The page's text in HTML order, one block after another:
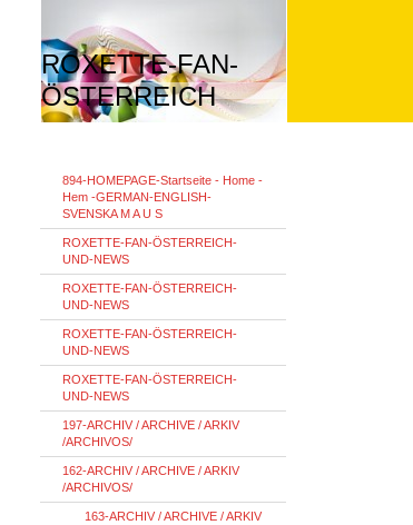
ROXETTE-FAN-
ÖSTERREICH
894-HOMEPAGE-Startseite - Home -
Hem -GERMAN-ENGLISH-
SVENSKA M A U S
ROXETTE-FAN-ÖSTERREICH-
UND-NEWS
ROXETTE-FAN-ÖSTERREICH-
UND-NEWS
ROXETTE-FAN-ÖSTERREICH-
UND-NEWS
ROXETTE-FAN-ÖSTERREICH-
UND-NEWS
197-ARCHIV / ARCHIVE / ARKIV
/ARCHIVOS/
162-ARCHIV / ARCHIVE / ARKIV
/ARCHIVOS/
163-ARCHIV / ARCHIVE / ARKIV